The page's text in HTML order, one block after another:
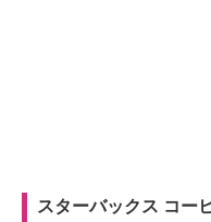
スターバックス コ